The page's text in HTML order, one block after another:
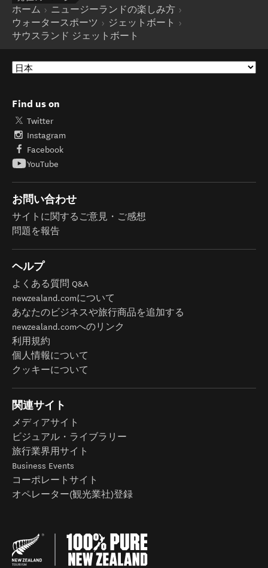
ホーム
ニュージーランドの楽しみ方
ウォータースポーツ
ジェットボート
サウスランド ジェットボート
Find us on
Twitter
Instagram
Facebook
YouTube
お問い合わせ
サイトに関するご意見・ご感想
問題を報告
ヘルプ
よくある質問 Q&A
newzealand.comについて
あなたのビジネスや旅行商品を追加する
newzealand.comへのリンク
利用規約
個人情報について
クッキーについて
関連サイト
メディアサイト
ビジュアル・ライブラリー
旅行業界用サイト
Business Events
コーポレートサイト
オペレーター(観光業社)登録